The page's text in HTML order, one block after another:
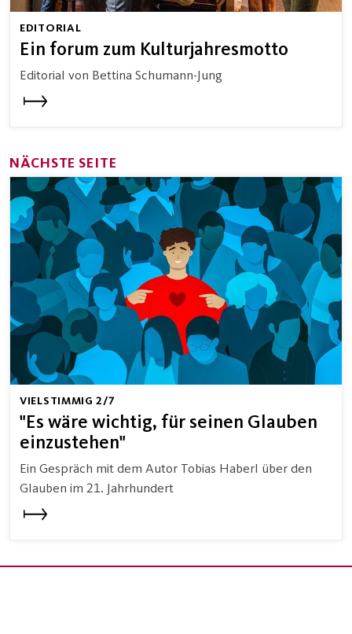
Ein forum zum Kulturjahresmotto
EDITORIAL
Editorial von Bettina Schumann-Jung
NÄCHSTE SEITE
"Es wäre wichtig, für seinen Glauben
einzustehen"
VIELSTIMMIG 2/7
Ein Gespräch mit dem Autor Tobias Haberl über den
Glauben im 21. Jahrhundert